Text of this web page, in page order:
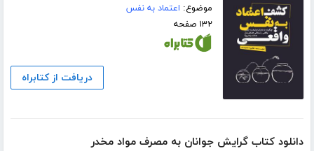
موضوع: اعتماد به نفس
۱۳۲ صفحه
دریافت از کتابراه
دانلود کتاب گرایش جوانان به مصرف مواد مخدر